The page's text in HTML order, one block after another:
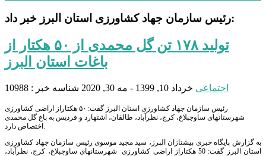
رئیس سازمان جهاد کشاورزی استان البرز خبر داد:
تولید ۱۷۸ تن گل محمدی از ۵۰ هکتار از
باغات استان البرز
اجتماعی خرداد 10, 1399 - مه 30, 2020 شناسه خبر : 10988
رئیس سازمان جهاد کشاورزی استان البرز گفت: ۵۰ هکتاراز اراضی کشاورزی
شهرستانهای ساوجبلاغ، کرج، نظرآباد، طالقان، اشتهارد و فردیس به باغ گل محمدی
اختصاص دارد.
به گزارش پایگاه خبری پیشتازان البرز، سید مجید موسوی رئیس سازمان جهاد کشاورزی
استان البرز گفت: 50 هکتاراز اراضی کشاورزی شهرستانهای ساوجبلاغ، کرج، نظرآباد،